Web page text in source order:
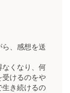
、感想を送
なくなり、何
受けるのをや
生き続けるの